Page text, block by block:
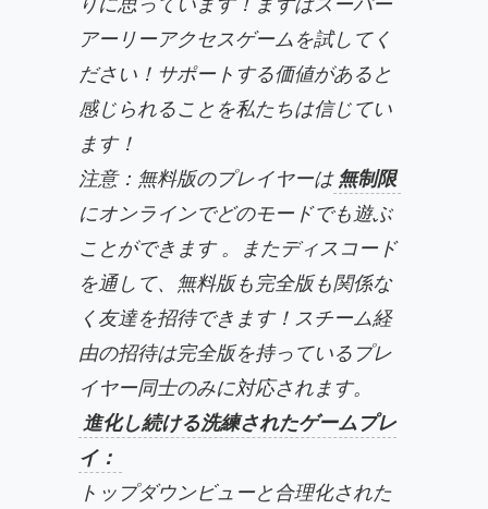
りに思っています！まずはスーパー
アーリーアクセスゲームを試してく
ださい！サポートする価値があると
感じられることを私たちは信じてい
ます！
注意：無料版のプレイヤーは 無制限
にオンラインでどのモードでも遊ぶ
ことができます 。またディスコード
を通して、無料版も完全版も関係な
く友達を招待できます！スチーム経
由の招待は完全版を持っているプレ
イヤー同士のみに対応されます。
進化し続ける洗練されたゲームプレ
イ：
トップダウンビューと合理化された